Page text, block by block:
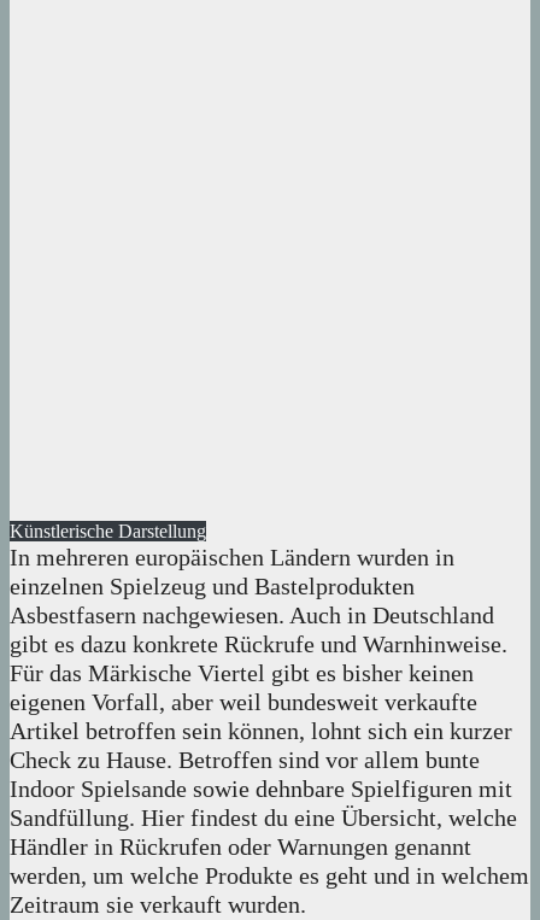
Künstlerische Darstellung
In mehreren europäischen Ländern wurden in
einzelnen Spielzeug und Bastelprodukten
Asbestfasern nachgewiesen. Auch in Deutschland
gibt es dazu konkrete Rückrufe und Warnhinweise.
Für das Märkische Viertel gibt es bisher keinen
eigenen Vorfall, aber weil bundesweit verkaufte
Artikel betroffen sein können, lohnt sich ein kurzer
Check zu Hause. Betroffen sind vor allem bunte
Indoor Spielsande sowie dehnbare Spielfiguren mit
Sandfüllung. Hier findest du eine Übersicht, welche
Händler in Rückrufen oder Warnungen genannt
werden, um welche Produkte es geht und in welchem
Zeitraum sie verkauft wurden.